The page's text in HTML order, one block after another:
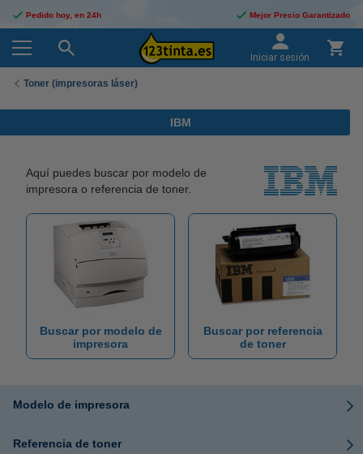
Pedido hoy, en 24h Mejor Precio Garantizado
Iniciar sesión
Toner (impresoras láser)
IBM
Aquí puedes buscar por modelo de
impresora o referencia de toner.
Buscar por modelo de
impresora
Buscar por referencia
de toner
Modelo de impresora
Referencia de toner